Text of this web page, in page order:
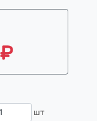
шт